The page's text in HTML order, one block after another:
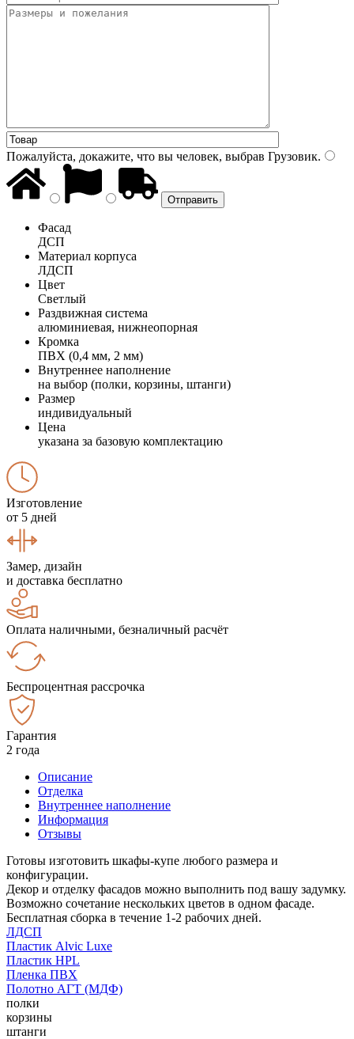
Пожалуйста, докажите, что вы человек, выбрав Грузовик.
Фасад
ДСП
Материал корпуса
ЛДСП
Цвет
Светлый
Раздвижная система
алюминиевая, нижнеопорная
Кромка
ПВХ (0,4 мм, 2 мм)
Внутреннее наполнение
на выбор (полки, корзины, штанги)
Размер
индивидуальный
Цена
указана за базовую комплектацию
Изготовление
от 5 дней
Замер, дизайн
и доставка бесплатно
Оплата наличными, безналичный расчёт
Беспроцентная рассрочка
Гарантия
2 года
Описание
Отделка
Внутреннее наполнение
Информация
Отзывы
Готовы изготовить шкафы-купе любого размера и
конфигурации.
Декор и отделку фасадов можно выполнить под вашу задумку.
Возможно сочетание нескольких цветов в одном фасаде.
Бесплатная сборка в течение 1-2 рабочих дней.
ЛДСП
Пластик Alvic Luxe
Пластик HPL
Пленка ПВХ
Полотно АГТ (МДФ)
полки
корзины
штанги